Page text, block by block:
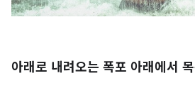
아래로 내려오는 폭포 아래에서